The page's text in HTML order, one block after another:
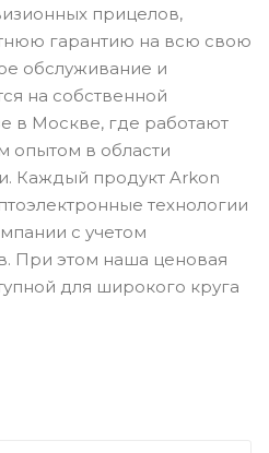
прицелов,
гарантию на всю свою
обслуживание и
на собственной
в Москве, где работают
опытом в области
Каждый продукт Arkon
технологии
с учетом
При этом наша ценовая
для широкого круга